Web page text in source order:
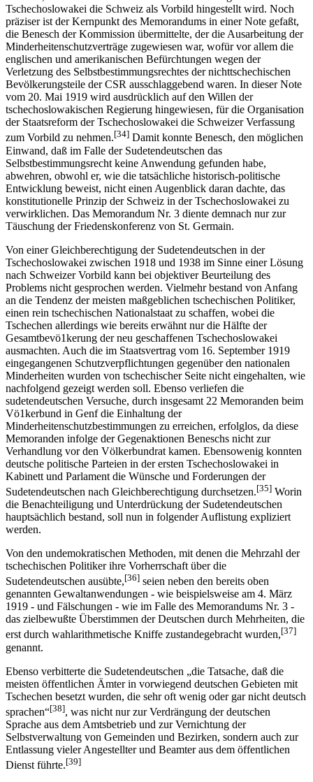
Tschechoslowakei die Schweiz als Vorbild hingestellt wird. Noch
präziser ist der Kernpunkt des Memorandums in einer Note gefaßt,
die Benesch der Kommission übermittelte, der die Ausarbeitung der
Minderheitenschutzverträge zugewiesen war, wofür vor allem die
englischen und amerikanischen Befürchtungen wegen der
Verletzung des Selbstbestimmungsrechtes der nichttschechischen
Bevölkerungsteile der CSR ausschlaggebend waren. In dieser Note
vom 20. Mai 1919 wird ausdrücklich auf den Willen der
tschechoslowakischen Regierung hingewiesen, für die Organisation
der Staatsreform der Tschechoslowakei die Schweizer Verfassung
zum Vorbild zu nehmen.[34] Damit konnte Benesch, den möglichen
Einwand, daß im Falle der Sudetendeutschen das
Selbstbestimmungsrecht keine Anwendung gefunden habe,
abwehren, obwohl er, wie die tatsächliche historisch-politische
Entwicklung beweist, nicht einen Augenblick daran dachte, das
konstitutionelle Prinzip der Schweiz in der Tschechoslowakei zu
verwirklichen. Das Memorandum Nr. 3 diente demnach nur zur
Täuschung der Friedenskonferenz von St. Germain.
Von einer Gleichberechtigung der Sudetendeutschen in der
Tschechoslowakei zwischen 1918 und 1938 im Sinne einer Lösung
nach Schweizer Vorbild kann bei objektiver Beurteilung des
Problems nicht gesprochen werden. Vielmehr bestand von Anfang
an die Tendenz der meisten maßgeblichen tschechischen Politiker,
einen rein tschechischen Nationalstaat zu schaffen, wobei die
Tschechen allerdings wie bereits erwähnt nur die Hälfte der
Gesamtbevö1kerung der neu geschaffenen Tschechoslowakei
ausmachten. Auch die im Staatsvertrag vom 16. September 1919
eingegangenen Schutzverpflichtungen gegenüber den nationalen
Minderheiten wurden von tschechischer Seite nicht eingehalten, wie
nachfolgend gezeigt werden soll. Ebenso verliefen die
sudetendeutschen Versuche, durch insgesamt 22 Memoranden beim
Vö1kerbund in Genf die Einhaltung der
Minderheitenschutzbestimmungen zu erreichen, erfolglos, da diese
Memoranden infolge der Gegenaktionen Beneschs nicht zur
Verhandlung vor den Völkerbundrat kamen. Ebensowenig konnten
deutsche politische Parteien in der ersten Tschechoslowakei in
Kabinett und Parlament die Wünsche und Forderungen der
Sudetendeutschen nach Gleichberechtigung durchsetzen.[35] Worin
die Benachteiligung und Unterdrückung der Sudetendeutschen
hauptsächlich bestand, soll nun in folgender Auflistung expliziert
werden.
Von den undemokratischen Methoden, mit denen die Mehrzahl der
tschechischen Politiker ihre Vorherrschaft über die
Sudetendeutschen ausübte,[36] seien neben den bereits oben
genannten Gewaltanwendungen - wie beispielsweise am 4. März
1919 - und Fälschungen - wie im Falle des Memorandums Nr. 3 -
das zielbewußte Überstimmen der Deutschen durch Mehrheiten, die
erst durch wahlarithmetische Kniffe zustandegebracht wurden,[37]
genannt.
Ebenso verbitterte die Sudetendeutschen „die Tatsache, daß die
meisten öffentlichen Ämter in vorwiegend deutschen Gebieten mit
Tschechen besetzt wurden, die sehr oft wenig oder gar nicht deutsch
sprachen“[38], was nicht nur zur Verdrängung der deutschen
Sprache aus dem Amtsbetrieb und zur Vernichtung der
Selbstverwaltung von Gemeinden und Bezirken, sondern auch zur
Entlassung vieler Angestellter und Beamter aus dem öffentlichen
Dienst führte.[39]